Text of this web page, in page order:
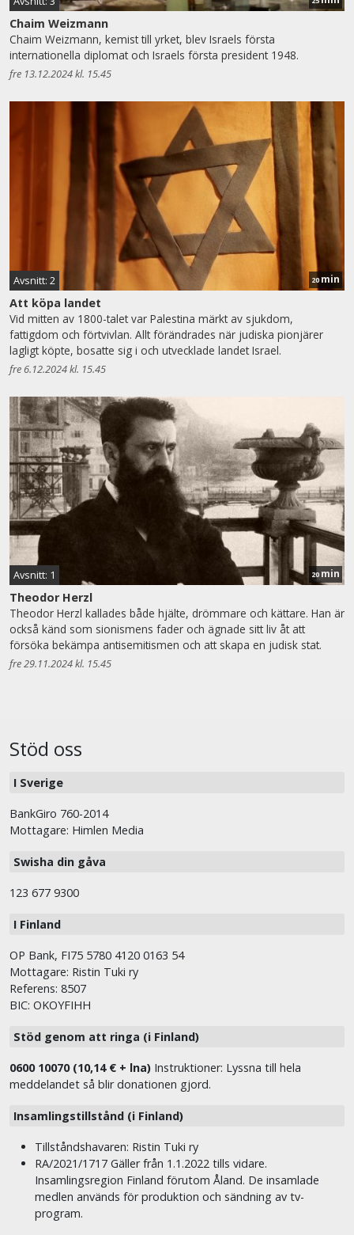
Chaim Weizmann
Chaim Weizmann, kemist till yrket, blev Israels första
internationella diplomat och Israels första president 1948.
fre 13.12.2024 kl. 15.45
Avsnitt: 2 20 min
Att köpa landet
Vid mitten av 1800-talet var Palestina märkt av sjukdom,
fattigdom och förtvivlan. Allt förändrades när judiska pionjärer
lagligt köpte, bosatte sig i och utvecklade landet Israel.
fre 6.12.2024 kl. 15.45
Avsnitt: 1 20 min
Theodor Herzl
Theodor Herzl kallades både hjälte, drömmare och kättare. Han är
också känd som sionismens fader och ägnade sitt liv åt att
försöka bekämpa antisemitismen och att skapa en judisk stat.
fre 29.11.2024 kl. 15.45
Stöd oss
I Sverige
BankGiro 760-2014
Mottagare: Himlen Media
Swisha din gåva
123 677 9300
I Finland
OP Bank, FI75 5780 4120 0163 54
Mottagare: Ristin Tuki ry
Referens: 8507
BIC: OKOYFIHH
Stöd genom att ringa (i Finland)
0600 10070 (10,14 € + lna) Instruktioner: Lyssna till hela
meddelandet så blir donationen gjord.
Insamlingstillstånd (i Finland)
Tillståndshavaren: Ristin Tuki ry
RA/2021/1717 Gäller från 1.1.2022 tills vidare.
Insamlingsregion Finland förutom Åland. De insamlade
medlen används för produktion och sändning av tv-
program.